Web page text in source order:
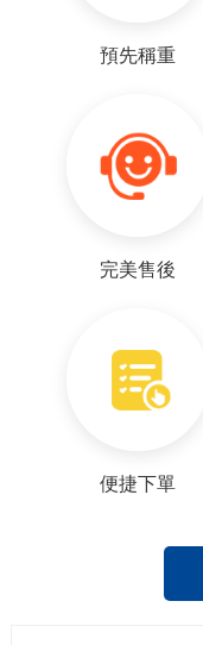
預先稱重
完美售後
便捷下單
y***0（匿名）
完美。客服